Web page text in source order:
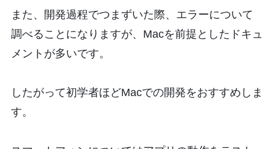
また、開発過程でつまずいた際、エラーについて
調べることになりますが、Macを前提としたドキュ
メントが多いです。
したがって初学者ほどMacでの開発をおすすめしま
す。